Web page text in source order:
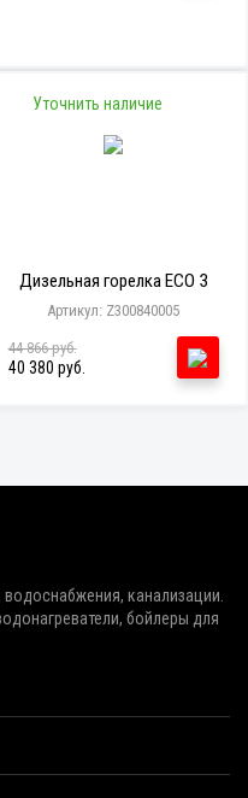
Уточнить наличие
Дизельная горелка ECO 3
Артикул: Z300840005
44 866 руб.
40 380 руб.
канализации.
бойлеры для